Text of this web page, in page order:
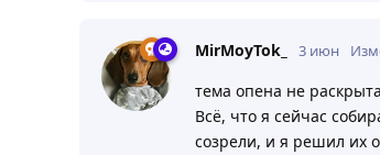
MirMoyTok_ 3 июн
тема опена не
Всё, что я сейчас
созрели, и я решил их